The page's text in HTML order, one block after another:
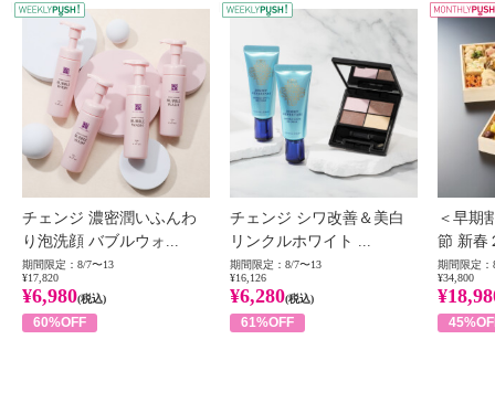
WEEKLY PUSH
チェンジ 濃密潤いふんわ
り泡洗顔 バブルウォ...
期間限定：8/7〜13
¥17,820
¥6,980(税込)
60%OFF
チェンジ シワ改善＆美白
リンクルホワイト ...
期間限定：8/7〜13
¥16,126
¥6,280(税込)
61%OFF
＜早期
節 新春
期間限定：
¥34,800